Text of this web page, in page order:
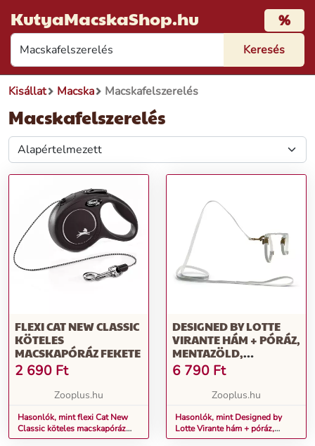
KutyaMacskaShop.hu %
Kisállat Macska Macskafelszerelés
Macskafelszerelés
FLEXI CAT NEW CLASSIC
KÖTELES
MACSKAPÓRÁZ FEKETE
2 690 Ft
Zooplus.hu
Hasonlók, mint flexi Cat New
Classic köteles macskapóráz
fekete
DESIGNED BY LOTTE
VIRANTE HÁM + PÓRÁZ,
MENTAZÖLD,
MELLKASKÖRFOGAT:
KB. 27 - 45 CM, SZ 20 MM
, MACSKA
6 790 Ft
Zooplus.hu
Hasonlók, mint Designed by
Lotte Virante hám + póráz,
mentazöld, mellkaskörfogat: kb.